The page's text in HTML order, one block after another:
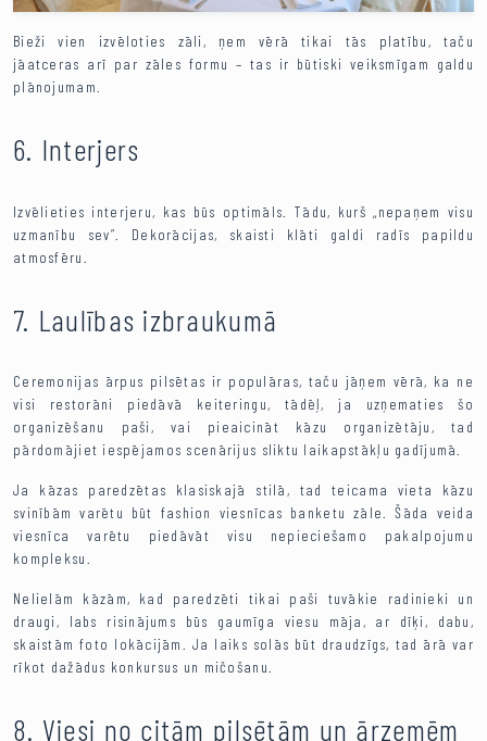
Bieži vien izvēloties zāli, ņem vērā tikai tās platību, taču
jāatceras arī par zāles formu – tas ir būtiski veiksmīgam galdu
plānojumam.
6. Interjers
Izvēlieties interjeru, kas būs optimāls. Tādu, kurš „nepaņem visu
uzmanību sev”. Dekorācijas, skaisti klāti galdi radīs papildu
atmosfēru.
7. Laulības izbraukumā
Ceremonijas ārpus pilsētas ir populāras, taču jāņem vērā, ka ne
visi restorāni piedāvā keiteringu, tādēļ, ja uzņematies šo
organizēšanu paši, vai pieaicināt kāzu organizētāju, tad
pārdomājiet iespējamos scenārijus sliktu laikapstākļu gadījumā.
Ja kāzas paredzētas klasiskajā stilā, tad teicama vieta kāzu
svinībām varētu būt fashion viesnīcas banketu zāle. Šāda veida
viesnīca varētu piedāvāt visu nepieciešamo pakalpojumu
kompleksu.
Nelielām kāzām, kad paredzēti tikai paši tuvākie radinieki un
draugi, labs risinājums būs gaumīga viesu māja, ar dīķi, dabu,
skaistām foto lokācijām. Ja laiks solās būt draudzīgs, tad ārā var
rīkot dažādus konkursus un mičošanu.
8. Viesi no citām pilsētām un ārzemēm